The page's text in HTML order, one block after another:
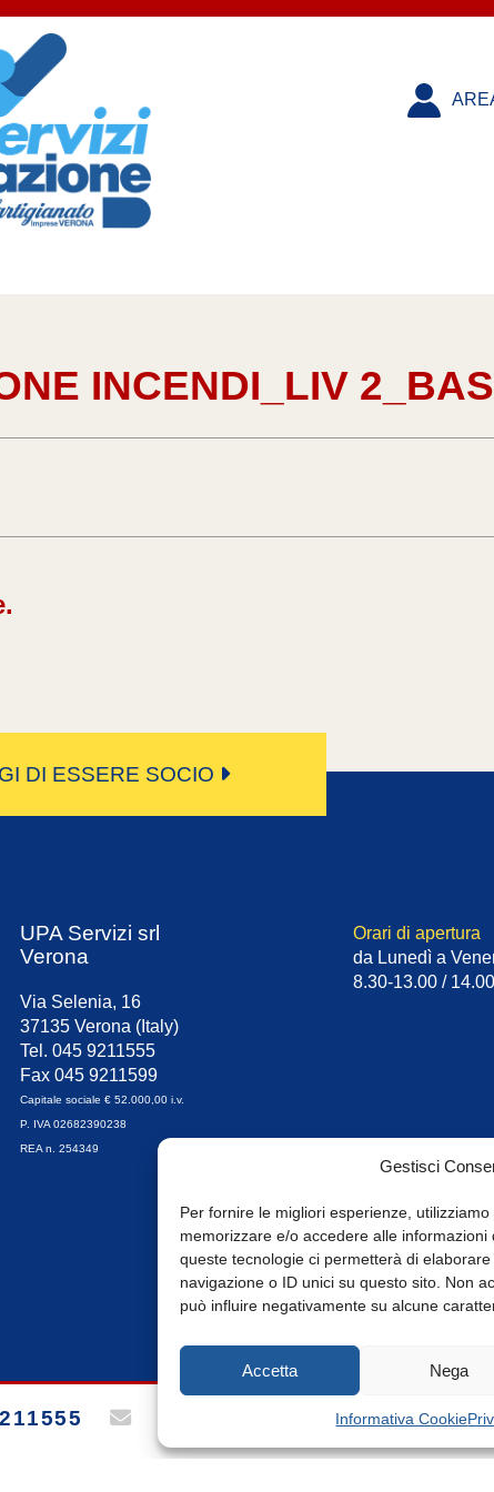
Gestisci
Per fornire le migliori esperienze,
memorizzare e/o accedere alle informazioni
queste tecnologie ci permetterà di
navigazione o ID unici su questo sito. Non
può influire negativamente su alcune
Accetta Nega
Informativa Cookie
INCENDI_LIV
DI ESSERE SOCIO
UPA Servizi srl
Verona
Via Selenia, 16
37135 Verona (Italy)
Tel. 045 9211555
Fax 045 9211599
Capitale sociale € 52.000,00 i.v.
P. IVA 02682390238
REA n. 254349
Orari di apertura
da Lunedì a
8.30-13.00 /